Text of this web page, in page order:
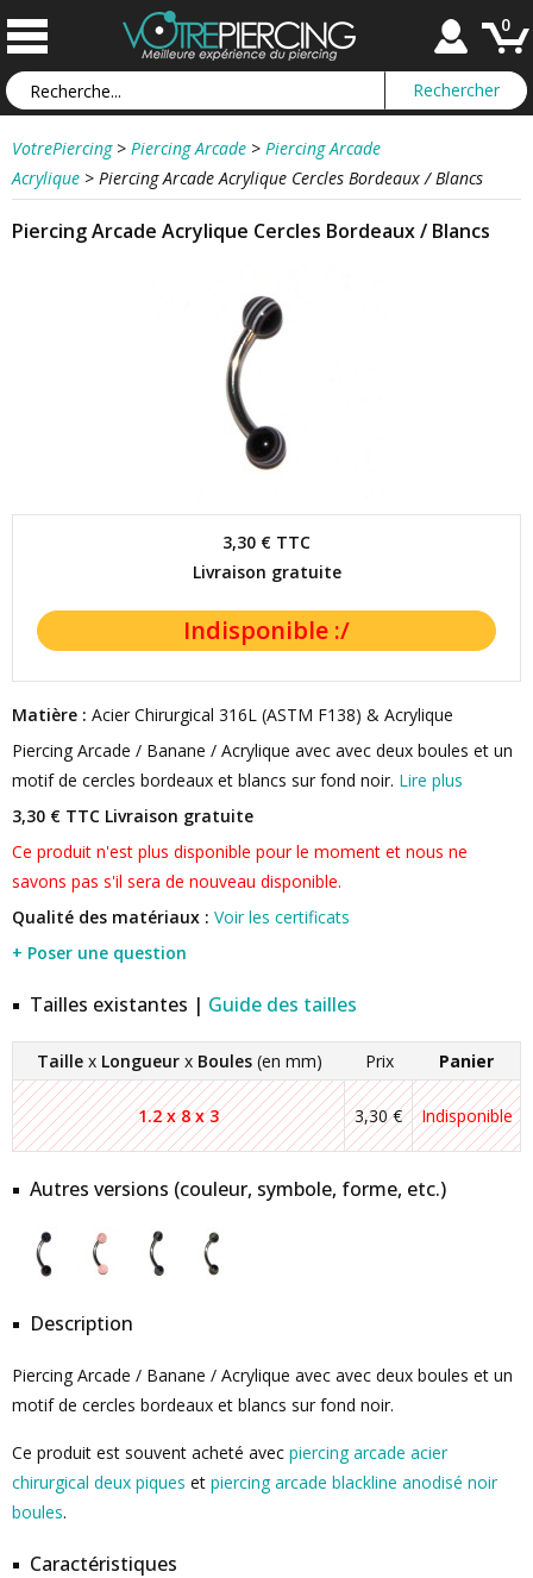
0
VotrePiercing > Piercing Arcade > Piercing Arcade
Acrylique > Piercing Arcade Acrylique Cercles Bordeaux / Blancs
Piercing Arcade Acrylique Cercles Bordeaux / Blancs
3,30 € TTC
Livraison gratuite
Matière : Acier Chirurgical 316L (ASTM F138) & Acrylique
Piercing Arcade / Banane / Acrylique avec avec deux boules et un
motif de cercles bordeaux et blancs sur fond noir. Lire plus
3,30 € TTC Livraison gratuite
Ce produit n'est plus disponible pour le moment et nous ne
savons pas s'il sera de nouveau disponible.
Qualité des matériaux : Voir les certificats
+ Poser une question
Tailles existantes | Guide des tailles
Taille x Longueur x Boules (en mm) Prix Panier
1.2 x 8 x 3 3,30 € Indisponible
Autres versions (couleur, symbole, forme, etc.)
Description
Piercing Arcade / Banane / Acrylique avec avec deux boules et un
motif de cercles bordeaux et blancs sur fond noir.
Ce produit est souvent acheté avec piercing arcade acier
chirurgical deux piques et piercing arcade blackline anodisé noir
boules.
Caractéristiques